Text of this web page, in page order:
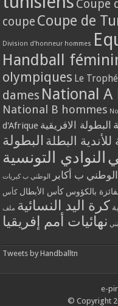
Coupe
coupe Coupe de
Division d'honneur hommes
Handball
olympiques Le
dames National A
National B hommes
d'Afrique البطولة الافريقية
للأندية البطلة البطولة
النوادي التونسية
الوطني ب أكابر الوطني ب كبريات
بالكؤوس كأس الأبطال كأس
كرة اليد النسائية ملف
نهائيات أمم إفريقيا
Tweets by Handballtn
e-
© Copyright